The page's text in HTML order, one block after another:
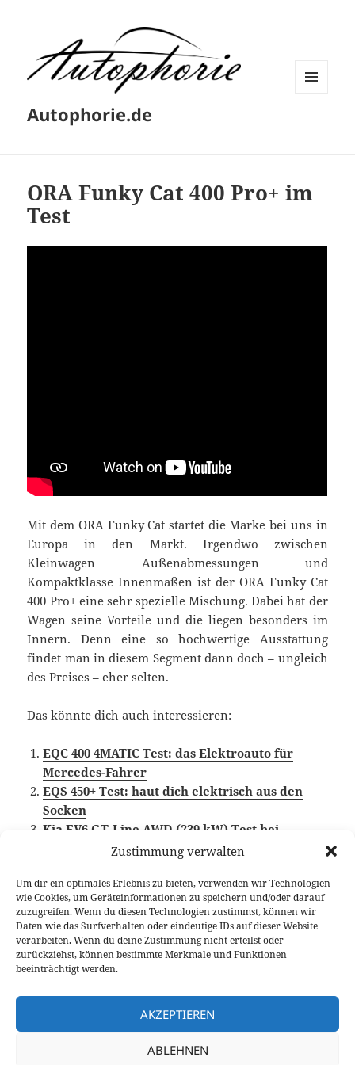
Zustimmung verwalten
Um dir ein optimales Erlebnis zu bieten, verwenden wir Technologien
wie Cookies, um Geräteinformationen zu speichern und/oder darauf
zuzugreifen. Wenn du diesen Technologien zustimmst, können wir
Daten wie das Surfverhalten oder eindeutige IDs auf dieser Website
verarbeiten. Wenn du deine Zustimmung nicht erteilst oder
zurückziehst, können bestimmte Merkmale und Funktionen
beeinträchtigt werden.
AKZEPTIEREN
ABLEHNEN
Autophorie.de
ORA Funky Cat 400 Pro+ im
Test
Mit dem ORA Funky Cat startet die Marke bei uns in
Europa in den Markt. Irgendwo zwischen
Kleinwagen Außenabmessungen und
Kompaktklasse Innenmaßen ist der ORA Funky Cat
400 Pro+ eine sehr spezielle Mischung. Dabei hat der
Wagen seine Vorteile und die liegen besonders im
Innern. Denn eine so hochwertige Ausstattung
findet man in diesem Segment dann doch – ungleich
des Preises – eher selten.
Das könnte dich auch interessieren:
EQC 400 4MATIC Test: das Elektroauto für
Mercedes-Fahrer
EQS 450+ Test: haut dich elektrisch aus den
Socken
Kia EV6 GT-Line AWD (239 kW) Test bei
winterlichen Bedingungen
Veröffentlicht
am
5. Dezember 2023 Autor
Fabian Meßner Kategorien
Fahrberichte
Elektroauto,Video Fahrbericht
Beitragsnavigation
Vorheriger
Mazda MX-30 R-EV Test: falsch
verstandener Plug-in Hybrid